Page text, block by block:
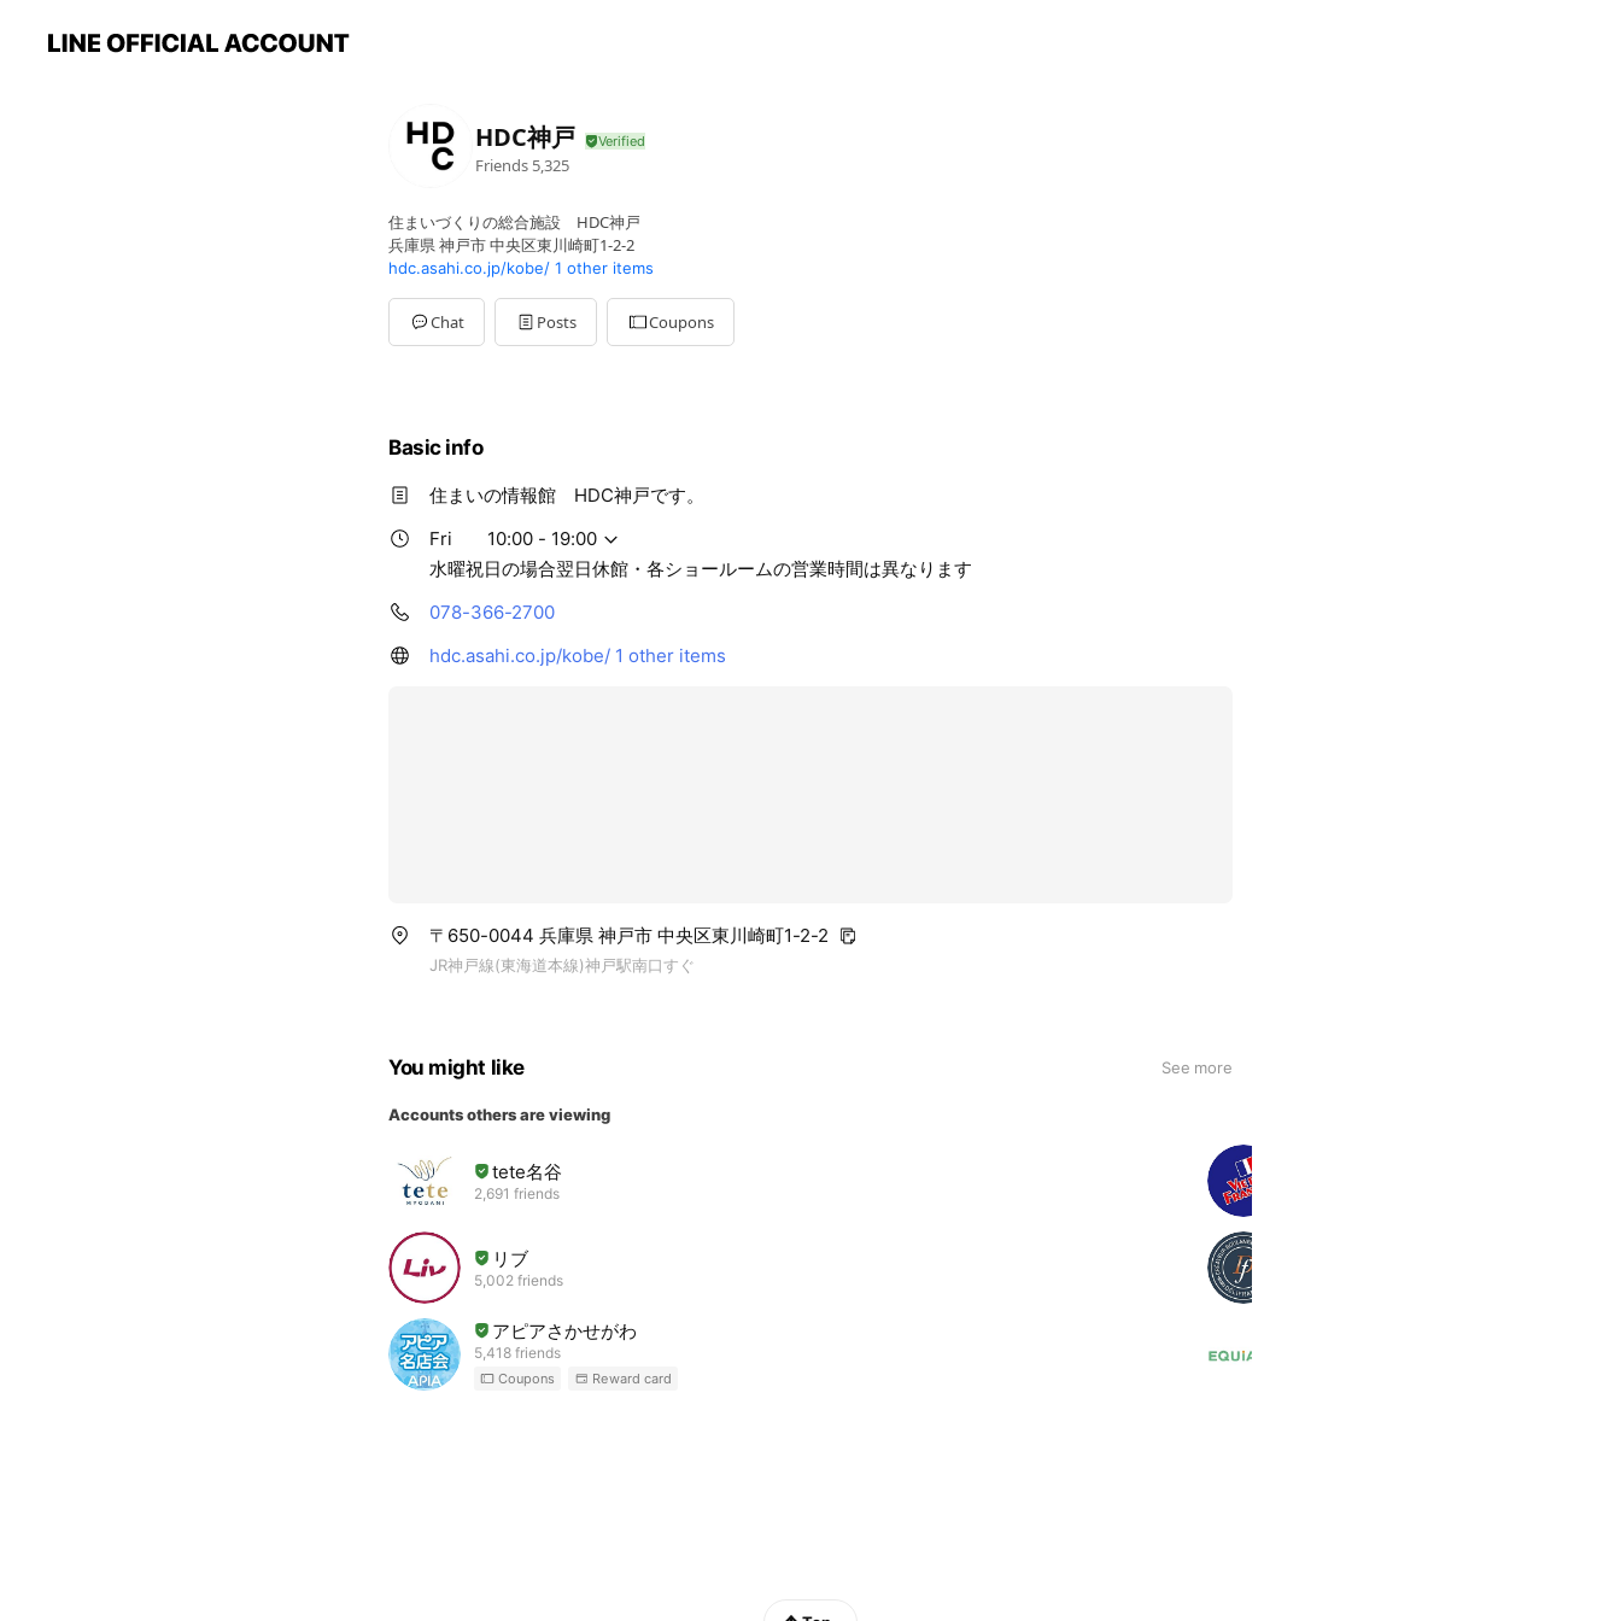
HDC神戸
Friends 5,325
住まいづくりの総合施設 HDC神戸
兵庫県 神戸市 中央区東川崎町1-2-2
hdc.asahi.co.jp/kobe/ 1 other items
Chat Posts Coupons
Basic info
住まいの情報館 HDC神戸です。
Fri
10:00 - 19:00
水曜祝日の場合翌日休館・各ショールームの営業時間は異なります
078-366-2700
hdc.asahi.co.jp/kobe/ 1 other items
〒650-0044 兵庫県 神戸市 中央区東川崎町1-2-2
JR神戸線(東海道本線)神戸駅南口すぐ
You might like See more
Accounts others are viewing
tete名谷
2,691 friends
リブ
5,002 friends
アピアさかせがわ
5,418 friends
Coupons Reward card